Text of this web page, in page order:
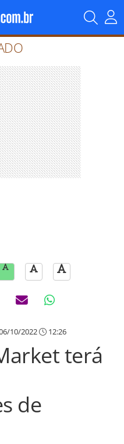
10/2022 12:26
terá
de